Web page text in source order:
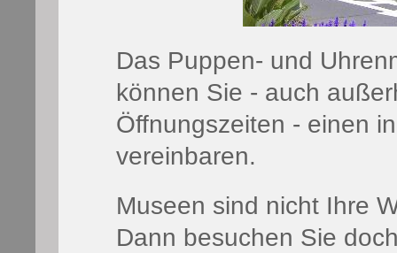
Das Puppen- und
können Sie - auch
Öffnungszeiten - einen
vereinbaren.
Museen sind nicht Ihre
Dann besuchen Sie